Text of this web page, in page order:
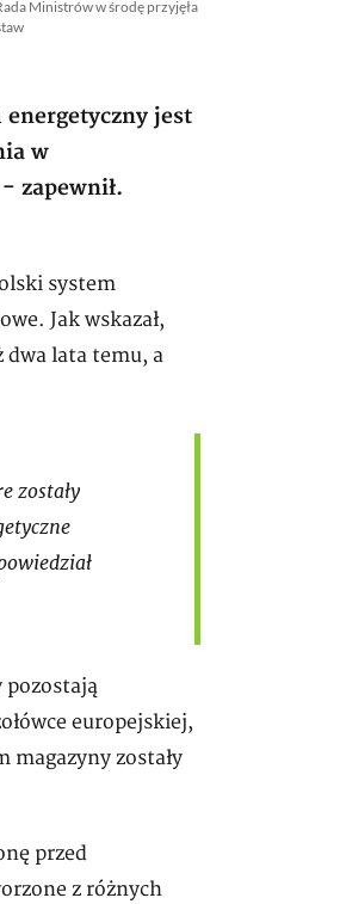
Ministrów w środę przyjęła
jest
w
zapewnił.
system
Jak wskazał,
dwa lata temu, a
zostały
pozostają
europejskiej,
magazyny zostały
przed
z różnych